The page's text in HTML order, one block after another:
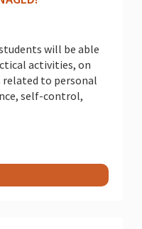
will be able
activities, on
to personal
self-control,